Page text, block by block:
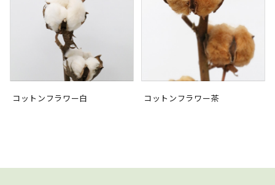
コットンフラワー白 コットンフラワー茶